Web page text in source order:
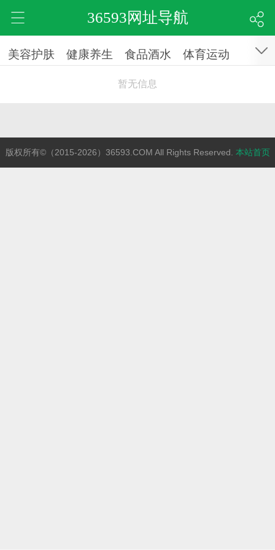
36593网址导航
美容护肤 健康养生 食品酒水 体育运动
暂无信息
版权所有©（2015-2026）36593.COM All Rights Reserved. 本站首页